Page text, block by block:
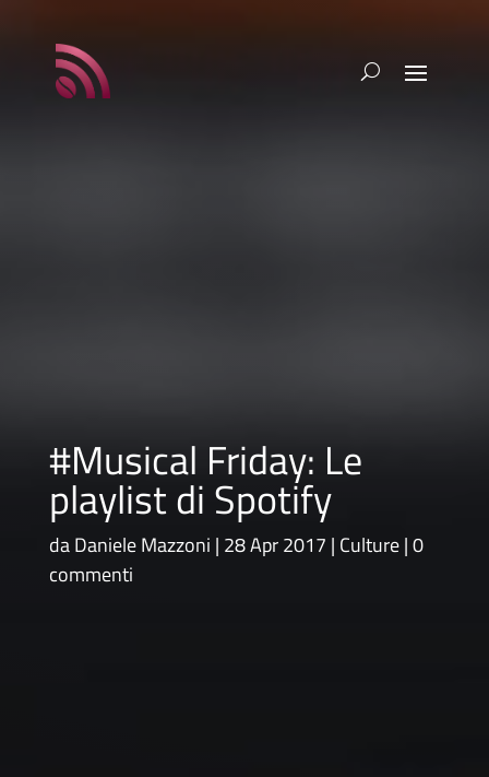
#Musical Friday: Le
playlist di Spotify
daDaniele Mazzoni 28 Apr 2017 Culture 0
commenti